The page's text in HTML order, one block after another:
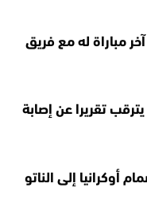
مباراة له مع فريق
تقريرا عن إصابة
أوكرانيا إلى الناتو